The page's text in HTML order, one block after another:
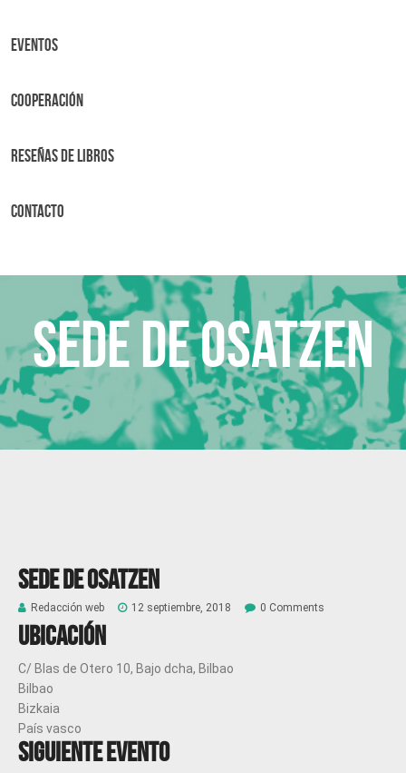
Eventos
Cooperación
Reseñas de libros
Contacto
Sede de Osatzen
Sede de Osatzen
Redacción web 12 septiembre, 2018 0 Comments
Ubicación
C/ Blas de Otero 10, Bajo dcha, Bilbao
Bilbao
Bizkaia
País vasco
Siguiente evento